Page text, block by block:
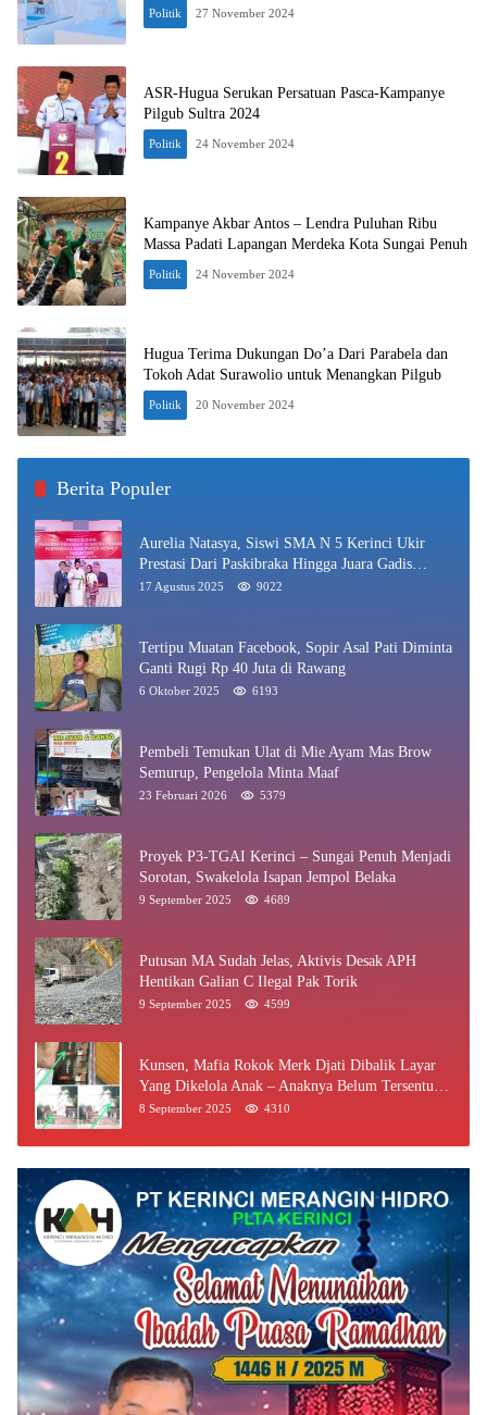
Politik 27 November 2024
ASR-Hugua Serukan Persatuan Pasca-Kampanye
Pilgub Sultra 2024
Politik 24 November 2024
Kampanye Akbar Antos – Lendra Puluhan Ribu
Massa Padati Lapangan Merdeka Kota Sungai Penuh
Politik 24 November 2024
Hugua Terima Dukungan Do’a Dari Parabela dan
Tokoh Adat Surawolio untuk Menangkan Pilgub
Politik 20 November 2024
Berita Populer
Aurelia Natasya, Siswi SMA N 5 Kerinci Ukir
Prestasi Dari Paskibraka Hingga Juara Gadis
Kerinci 2025
17 Agustus 2025 9022
Tertipu Muatan Facebook, Sopir Asal Pati Diminta
Ganti Rugi Rp 40 Juta di Rawang
6 Oktober 2025 6193
Pembeli Temukan Ulat di Mie Ayam Mas Brow
Semurup, Pengelola Minta Maaf
23 Februari 2026 5379
Proyek P3-TGAI Kerinci – Sungai Penuh Menjadi
Sorotan, Swakelola Isapan Jempol Belaka
9 September 2025 4689
Putusan MA Sudah Jelas, Aktivis Desak APH
Hentikan Galian C Ilegal Pak Torik
9 September 2025 4599
Kunsen, Mafia Rokok Merk Djati Dibalik Layar
Yang Dikelola Anak – Anaknya Belum Tersentuh
Bea Cukai Jambi
8 September 2025 4310